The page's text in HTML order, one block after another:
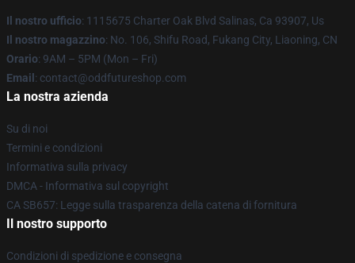
Il nostro ufficio: 1115675 Charter Oak Blvd Salinas, Ca 93907, Us
Il nostro magazzino: No. 106, Shifu Road, Fukang City, Liaoning, CN
Orario: 9AM – 5PM (Mon – Fri)
Email : contact@oddfutureshop.com
La nostra azienda
Su di noi
Termini e condizioni
Informativa sulla privacy
DMCA - Informativa sul copyright
CA SB657: Legge sulla trasparenza della catena di fornitura
Il nostro supporto
Condizioni di spedizione e consegna